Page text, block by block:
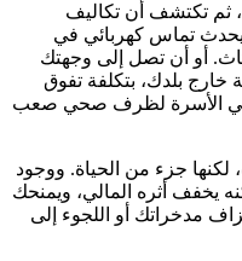
ثم تكتشف أن تكاليف
يحدث تماس كهربائي في
أو أن تصل إلى وجهتك
خارج بلدك، بتكلفة تفوق
في الأسرة لظرف صحي صعب
لكنها جزء من الحياة. ووجود
يخفف أثره المالي، ويمنحك
مدخراتك أو اللجوء إلى